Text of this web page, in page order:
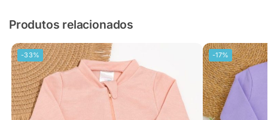
Produtos relacionados
-33% -17%